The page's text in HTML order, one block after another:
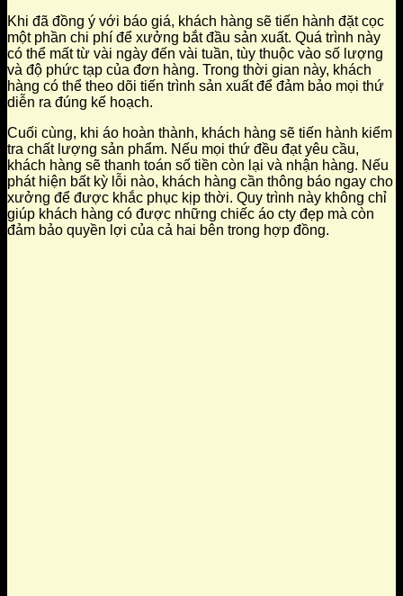
Khi đã đồng ý với báo giá, khách hàng sẽ tiến hành đặt cọc
một phần chi phí để xưởng bắt đầu sản xuất. Quá trình này
có thể mất từ vài ngày đến vài tuần, tùy thuộc vào số lượng
và độ phức tạp của đơn hàng. Trong thời gian này, khách
hàng có thể theo dõi tiến trình sản xuất để đảm bảo mọi thứ
diễn ra đúng kế hoạch.
Cuối cùng, khi áo hoàn thành, khách hàng sẽ tiến hành kiểm
tra chất lượng sản phẩm. Nếu mọi thứ đều đạt yêu cầu,
khách hàng sẽ thanh toán số tiền còn lại và nhận hàng. Nếu
phát hiện bất kỳ lỗi nào, khách hàng cần thông báo ngay cho
xưởng để được khắc phục kịp thời. Quy trình này không chỉ
giúp khách hàng có được những chiếc áo cty đẹp mà còn
đảm bảo quyền lợi của cả hai bên trong hợp đồng.